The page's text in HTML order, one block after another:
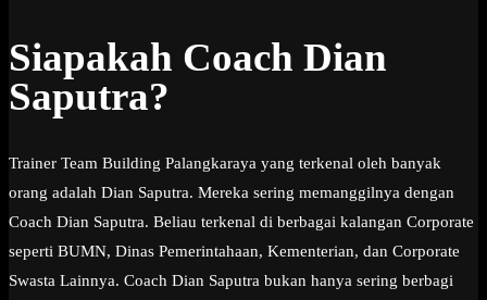
Siapakah Coach Dian
Saputra?
Trainer Team Building Palangkaraya yang terkenal oleh banyak
orang adalah Dian Saputra. Mereka sering memanggilnya dengan
Coach Dian Saputra. Beliau terkenal di berbagai kalangan Corporate
seperti BUMN, Dinas Pemerintahaan, Kementerian, dan Corporate
Swasta Lainnya. Coach Dian Saputra bukan hanya sering berbagi